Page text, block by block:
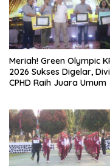
Meriah! Green Olympic
2026 Sukses Digelar,
CPHD Raih Juara Umum